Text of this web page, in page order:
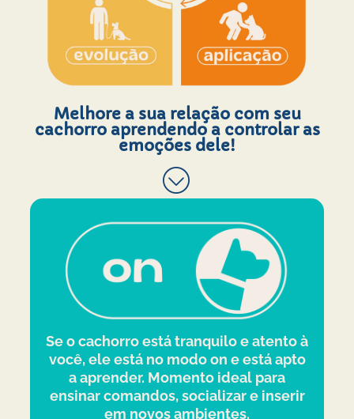
Melhore a sua relação com seu
cachorro aprendendo a controlar as
emoções dele!
Se o cachorro está tranquilo e atento à
você, ele está no modo on e está apto
a aprender. Momento ideal para
ensinar comandos, socializar e inserir
em novos ambientes.